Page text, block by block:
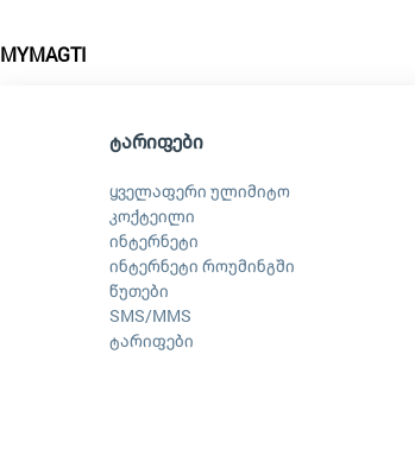
MYMAGTI
ტარიფები
ყველაფერი ულიმიტო
კოქტეილი
ინტერნეტი
ინტერნეტი როუმინგში
წუთები
SMS/MMS
ტარიფები